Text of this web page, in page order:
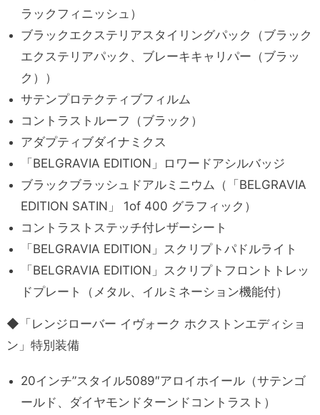
ラックフィニッシュ）
ブラックエクステリアスタイリングパック（ブラック
エクステリアパック、ブレーキキャリパー（ブラッ
ク））
サテンプロテクティブフィルム
コントラストルーフ（ブラック）
アダプティブダイナミクス
「BELGRAVIA EDITION」ロワードアシルバッジ
ブラックブラッシュドアルミニウム（「BELGRAVIA
EDITION SATIN」 1of 400 グラフィック）
コントラストステッチ付レザーシート
「BELGRAVIA EDITION」スクリプトパドルライト
「BELGRAVIA EDITION」スクリプトフロントトレッ
ドプレート（メタル、イルミネーション機能付）
◆「レンジローバー イヴォーク ホクストンエディショ
ン」特別装備
20インチ”スタイル5089″アロイホイール（サテンゴ
ールド、ダイヤモンドターンドコントラスト）